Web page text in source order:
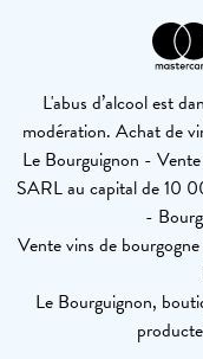
L'abus d’alcool est
modération. Achat de
Le Bourguignon -
SARL au capital de
-
Vente vins de
Le Bourguignon,